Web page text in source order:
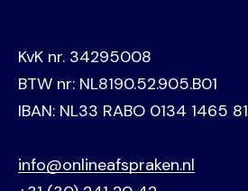
KvK nr. 34295008
BTW nr: NL8190.52.905.B01
IBAN: NL33 RABO 0134 1465 81
info@onlineafspraken.nl